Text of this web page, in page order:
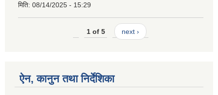
मिति: 08/14/2025 - 15:29
1 of 5 next ›
ऐन, कानुन तथा निर्देशिका